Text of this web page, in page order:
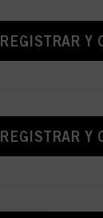
REGISTRAR Y
REGISTRAR Y